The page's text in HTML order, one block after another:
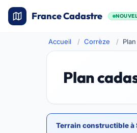
France Cadastre
Accueil Corrèze
Plan
Terrain constructible à